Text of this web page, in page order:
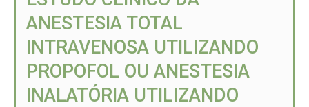
ANESTESIA TOTAL
INTRAVENOSA UTILIZANDO
PROPOFOL OU ANESTESIA
INALATÓRIA UTILIZANDO